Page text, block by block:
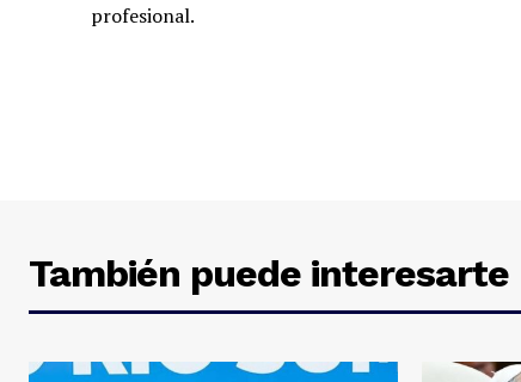
profesional.
También puede interesarte